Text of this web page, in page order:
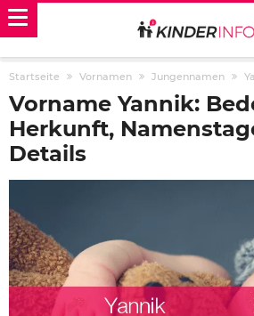
Startseite Vornamen Jungennamen
Vorname Yannik:
Herkunft,
Details